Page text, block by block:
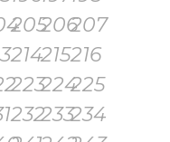
205206207
214215216
223224225
232233234